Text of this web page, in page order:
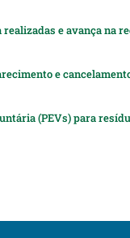
e avança na
e
(PEVs) para